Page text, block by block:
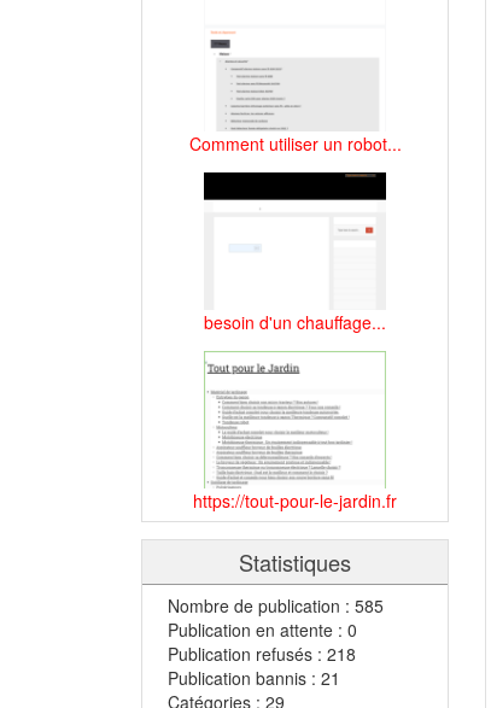
Comment utiliser un robot...
besoin d'un chauffage...
https://tout-pour-le-jardin.fr
Statistiques
Nombre de publication : 585
Publication en attente : 0
Publication refusés : 218
Publication bannis : 21
Catégories : 29